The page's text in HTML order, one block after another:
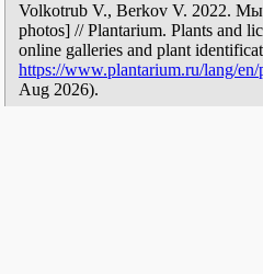
Volkotrub V., Berkov V. 2022.
photos] // Plantarium. Plants and
online galleries and plant
https://www.plantarium.ru/lang/
Aug 2026).